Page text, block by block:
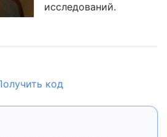
исследований.
код